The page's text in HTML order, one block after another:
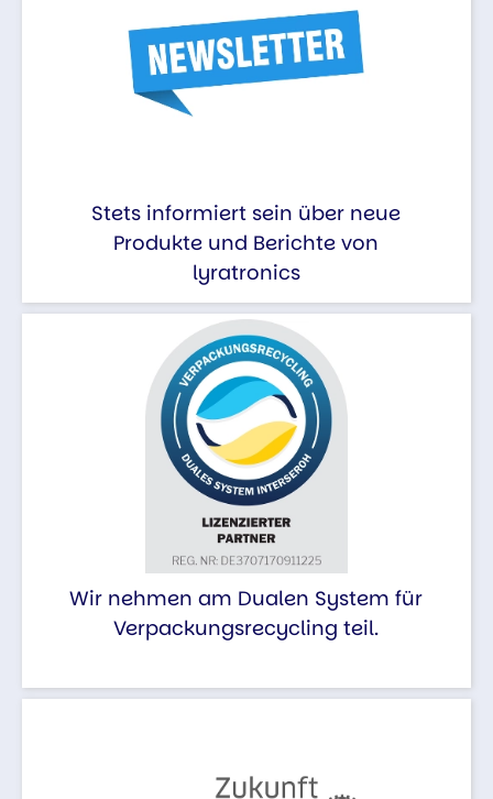
Stets informiert sein über neue
Produkte und Berichte von
lyratronics
Wir nehmen am Dualen System für
Verpackungsrecycling teil.